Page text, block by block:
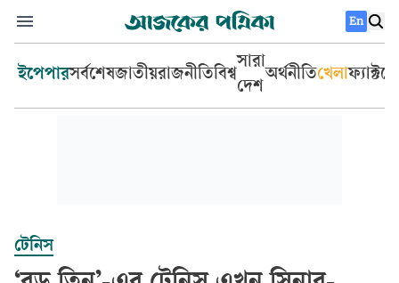
En
ইপেপারসর্বশেষজাতীয়রাজনীতিবিশ্ব
সারা
দেশ
অর্থনীতিখেলা
টেনিস